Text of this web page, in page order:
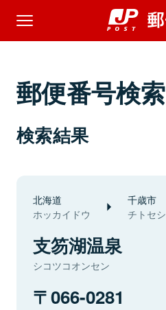
郵便番号検索
検索結果
北海道
ホッカイドウ
千歳市
チトセシ
支笏湖温泉
シコツコオンセン
066-0281